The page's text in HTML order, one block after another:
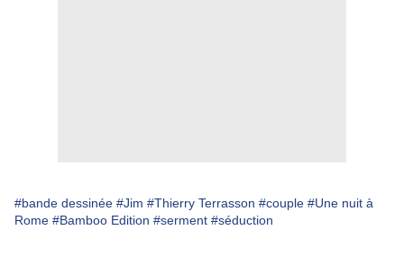
#bande dessinée #Jim #Thierry Terrasson #couple #Une nuit à
Rome #Bamboo Edition #serment #séduction